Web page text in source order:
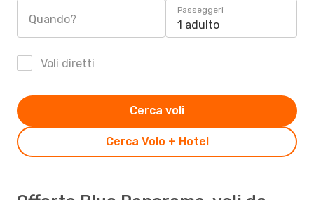
Quando?
Passeggeri
1 adulto
Voli diretti
Cerca Volo + Hotel
Cerca voli